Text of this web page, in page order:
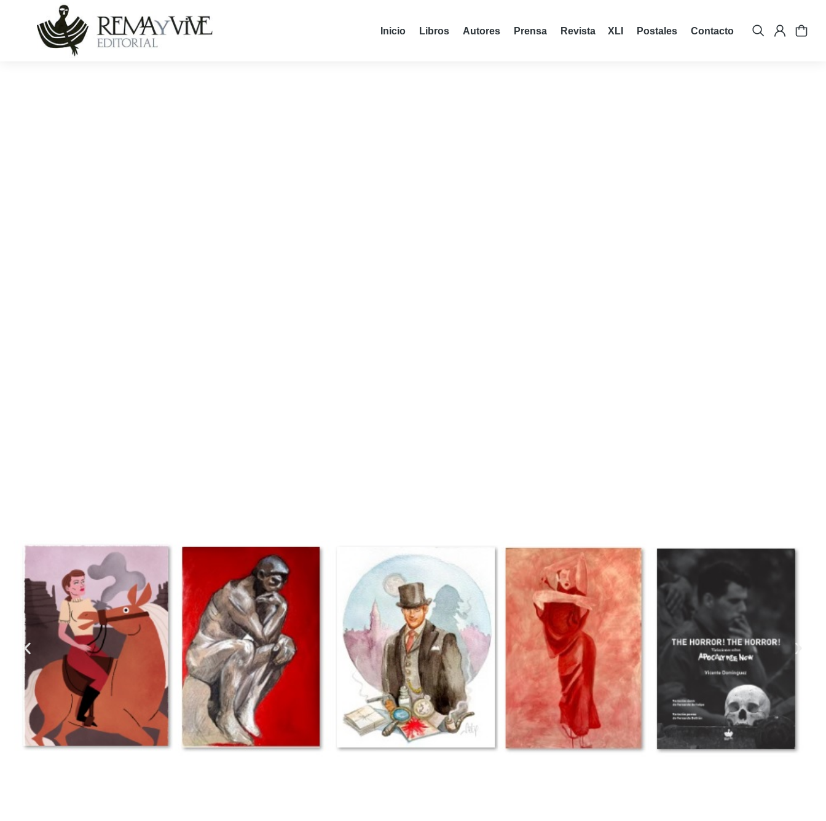
Inicio Libros Autores Prensa Revista XLI Postales Contacto